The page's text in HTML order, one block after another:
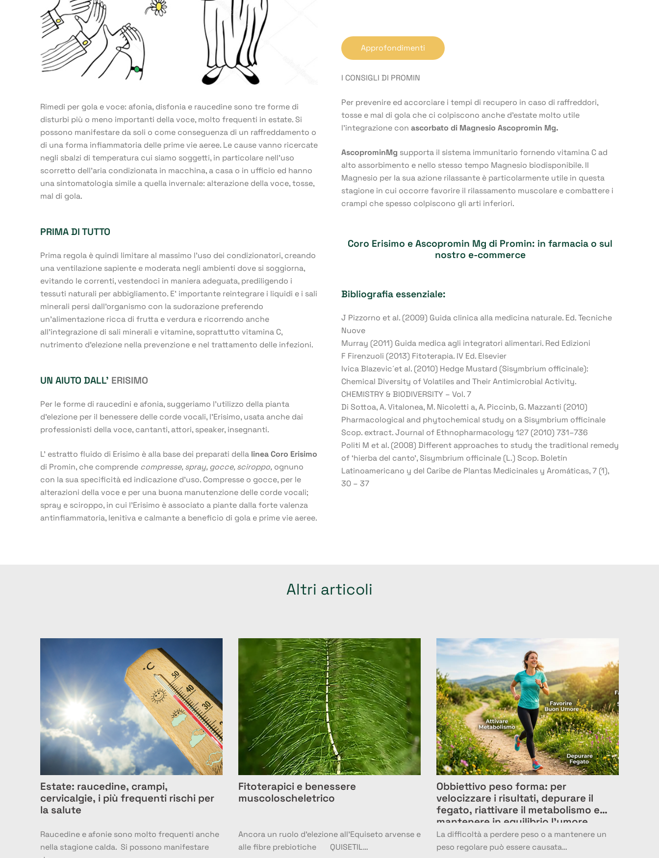
Rimedi per gola e voce: afonia, disfonia e raucedine sono tre forme di
disturbi più o meno importanti della voce, molto frequenti in estate. Si
possono manifestare da soli o come conseguenza di un raffreddamento o
di una forma infiammatoria delle prime vie aeree. Le cause vanno ricercate
negli sbalzi di temperatura cui siamo soggetti, in particolare nell’uso
scorretto dell’aria condizionata in macchina, a casa o in ufficio ed hanno
una sintomatologia simile a quella invernale: alterazione della voce, tosse,
mal di gola.
PRIMA DI TUTTO
Prima regola è quindi limitare al massimo l’uso dei condizionatori, creando
una ventilazione sapiente e moderata negli ambienti dove si soggiorna,
evitando le correnti, vestendoci in maniera adeguata, prediligendo i
tessuti naturali per abbigliamento. E’ importante reintegrare i liquidi e i sali
minerali persi dall’organismo con la sudorazione preferendo
un’alimentazione ricca di frutta e verdura e ricorrendo anche
all’integrazione di sali minerali e vitamine, soprattutto vitamina C,
nutrimento d’elezione nella prevenzione e nel trattamento delle infezioni.
UN AIUTO DALL’ ERISIMO
Per le forme di raucedini e afonia, suggeriamo l’utilizzo della pianta
d’elezione per il benessere delle corde vocali, l’Erisimo, usata anche dai
professionisti della voce, cantanti, attori, speaker, insegnanti.
L’ estratto fluido di Erisimo è alla base dei preparati della lineaCoro Erisimo
di Promin, che comprende compresse,spray,gocce,sciroppo, ognuno
con la sua specificità ed indicazione d’uso. Compresse o gocce, per le
alterazioni della voce e per una buona manutenzione delle corde vocali;
spray e sciroppo, in cui l’Erisimo è associato a piante dalla forte valenza
antinfiammatoria, lenitiva e calmante a beneficio di gola e prime vie aeree.
Approfondimenti
I CONSIGLI DI PROMIN
Per prevenire ed accorciare i tempi di recupero in caso di raffreddori,
tosse e mal di gola che ci colpiscono anche d’estate molto utile
l’integrazione con ascorbato di Magnesio Ascopromin Mg.
AscoprominMg supporta il sistema immunitario fornendo vitamina C ad
alto assorbimento e nello stesso tempo Magnesio biodisponibile. Il
Magnesio per la sua azione rilassante è particolarmente utile in questa
stagione in cui occorre favorire il rilassamento muscolare e combattere i
crampi che spesso colpiscono gli arti inferiori.
Coro Erisimo e Ascopromin Mg di Promin: in farmacia o sul
nostro e-commerce
Bibliografia essenziale:
J Pizzorno et al. (2009) Guida clinica alla medicina naturale. Ed. Tecniche
Nuove
Murray (2011) Guida medica agli integratori alimentari. Red Edizioni
F Firenzuoli (2013) Fitoterapia. IV Ed. Elsevier
Ivica Blazevic´et al. (2010) Hedge Mustard (Sisymbrium officinale):
Chemical Diversity of Volatiles and Their Antimicrobial Activity.
CHEMISTRY & BIODIVERSITY – Vol. 7
Di Sottoa, A. Vitalonea, M. Nicoletti a, A. Piccinb, G. Mazzanti (2010)
Pharmacological and phytochemical study on a Sisymbrium officinale
Scop. extract. Journal of Ethnopharmacology 127 (2010) 731–736
Politi M et al. (2008) Different approaches to study the traditional remedy
of ‘hierba del canto’, Sisymbrium officinale (L.) Scop. Boletín
Latinoamericano y del Caribe de Plantas Medicinales y Aromáticas, 7 (1),
30 – 37
Altri articoli
Estate: raucedine, crampi,
cervicalgie, i più frequenti rischi per
la salute
Raucedine e afonie sono molto frequenti anche
nella stagione calda. Si possono manifestare
Fitoterapici e benessere
muscoloscheletrico
Ancora un ruolo d’elezione all’Equiseto arvense e
alle fibre prebiotiche QUISETIL…
Obbiettivo peso forma: per
velocizzare i risultati, depurare il
fegato, riattivare il metabolismo e
mantenere in equilibrio l’umore
La difficoltà a perdere peso o a mantenere un
peso regolare può essere causata…